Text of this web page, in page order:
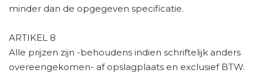
minder dan de opgegeven specificatie.
ARTIKEL 8
Alle prijzen zijn -behoudens indien schriftelijk anders
overeengekomen- af opslagplaats en exclusief BTW.